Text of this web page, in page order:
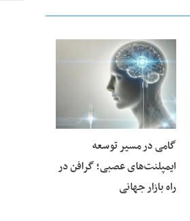
23 فوریه 2026
گامی در مسیر توسعه
ایمپلنت‌های عصبی؛ گرافن در
راه بازار جهانی